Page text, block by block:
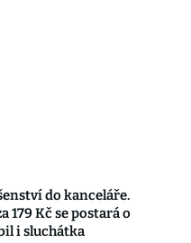
do kanceláře.
179 Kč se postará o
i sluchátka